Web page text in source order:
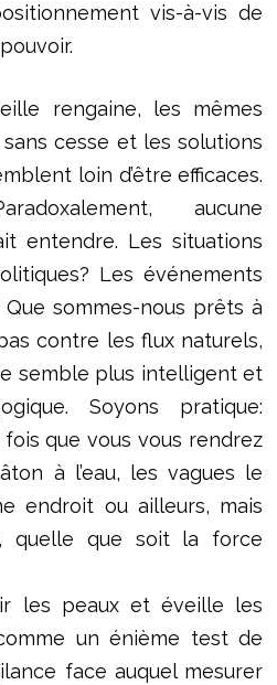
vis-à-vis de
rengaine, les mêmes
cesse et les solutions
loin d’être efficaces.
aucune
entendre. Les situations
Les événements
Que sommes-nous prêts à
contre les flux naturels,
semble plus intelligent et
Soyons pratique:
que vous vous rendrez
à l’eau, les vagues le
endroit ou ailleurs, mais
quelle que soit la force
les peaux et éveille les
un énième test de
face auquel mesurer